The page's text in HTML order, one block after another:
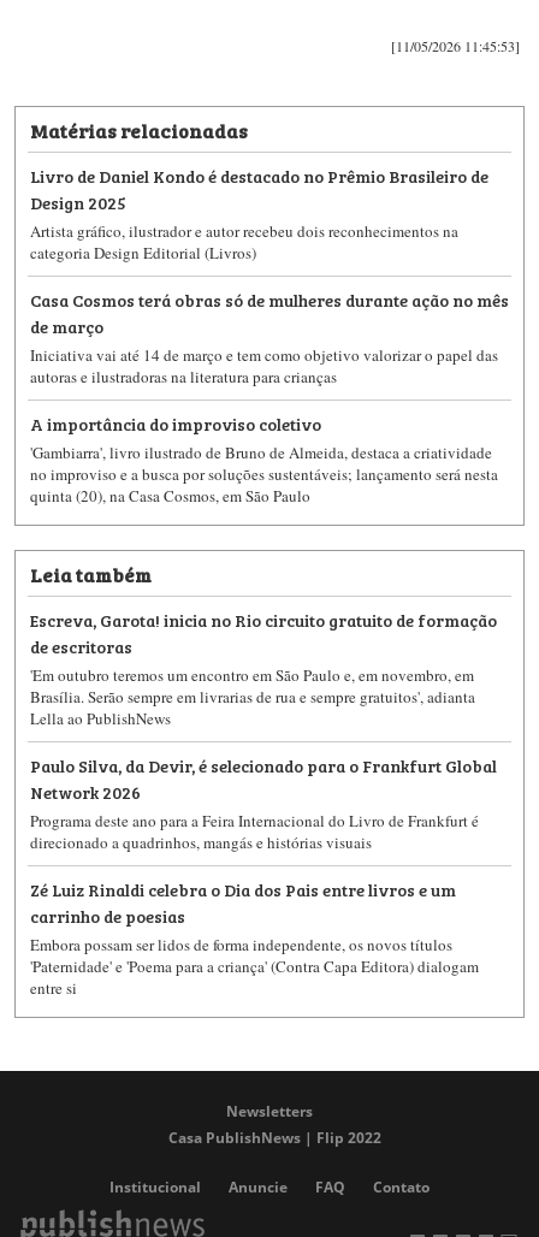
[11/05/2026 11:45:53]
Matérias relacionadas
Livro de Daniel Kondo é destacado no Prêmio Brasileiro de
Design 2025
Artista gráfico, ilustrador e autor recebeu dois reconhecimentos na
categoria Design Editorial (Livros)
Casa Cosmos terá obras só de mulheres durante ação no mês
de março
Iniciativa vai até 14 de março e tem como objetivo valorizar o papel das
autoras e ilustradoras na literatura para crianças
A importância do improviso coletivo
'Gambiarra', livro ilustrado de Bruno de Almeida, destaca a criatividade
no improviso e a busca por soluções sustentáveis; lançamento será nesta
quinta (20), na Casa Cosmos, em São Paulo
Leia também
Escreva, Garota! inicia no Rio circuito gratuito de formação
de escritoras
'Em outubro teremos um encontro em São Paulo e, em novembro, em
Brasília. Serão sempre em livrarias de rua e sempre gratuitos', adianta
Lella ao PublishNews
Paulo Silva, da Devir, é selecionado para o Frankfurt Global
Network 2026
Programa deste ano para a Feira Internacional do Livro de Frankfurt é
direcionado a quadrinhos, mangás e histórias visuais
Zé Luiz Rinaldi celebra o Dia dos Pais entre livros e um
carrinho de poesias
Embora possam ser lidos de forma independente, os novos títulos
'Paternidade' e 'Poema para a criança' (Contra Capa Editora​) dialogam
entre si
Newsletters
Casa PublishNews | Flip 2022
Institucional Anuncie FAQ Contato